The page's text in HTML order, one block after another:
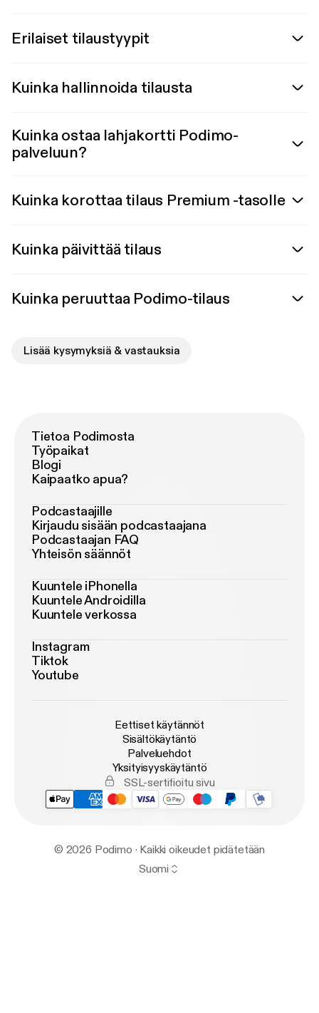
Erilaiset tilaustyypit
Kuinka hallinnoida tilausta
Kuinka ostaa lahjakortti Podimo-
palveluun?
Kuinka korottaa tilaus Premium -tasolle
Kuinka päivittää tilaus
Kuinka peruuttaa Podimo-tilaus
Lisää kysymyksiä & vastauksia
Tietoa Podimosta
Työpaikat
Blogi
Kaipaatko apua?
Podcastaajille
Kirjaudu sisään podcastaajana
Podcastaajan FAQ
Yhteisön säännöt
Kuuntele iPhonella
Kuuntele Androidilla
Kuuntele verkossa
Instagram
Tiktok
Youtube
Eettiset käytännöt
Sisältökäytäntö
Palveluehdot
Yksityisyyskäytäntö
SSL-sertifioitu sivu
© 2026 Podimo · Kaikki oikeudet pidätetään
Suomi